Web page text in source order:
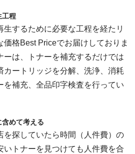
工程
するために必要な工程を経たリ
格Best Priceでお届けしておりま
ーは、トナーを補充するだけでは
カートリッジを分解、洗浄、消耗
を補充、全品印字検査を行ってい
めて考える
を探していたら時間（人件費）の
いトナーを見つけても人件費を合